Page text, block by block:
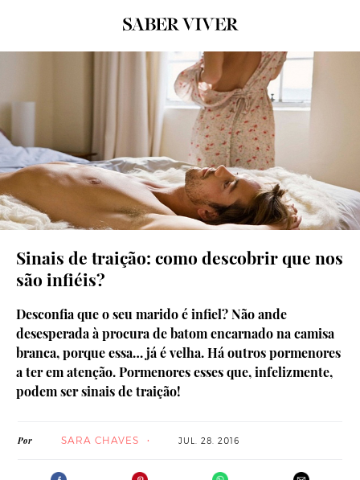
Sinais de traição: como descobrir que nos
são infiéis?
Desconfia que o seu marido é infiel? Não ande
desesperada à procura de batom encarnado na camisa
branca, porque essa… já é velha. Há outros pormenores
a ter em atenção. Pormenores esses que, infelizmente,
podem ser sinais de traição!
Por SARA CHAVES JUL. 28. 2016